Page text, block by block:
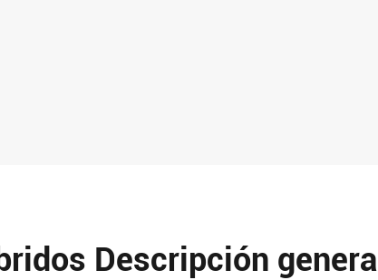
Descripción general